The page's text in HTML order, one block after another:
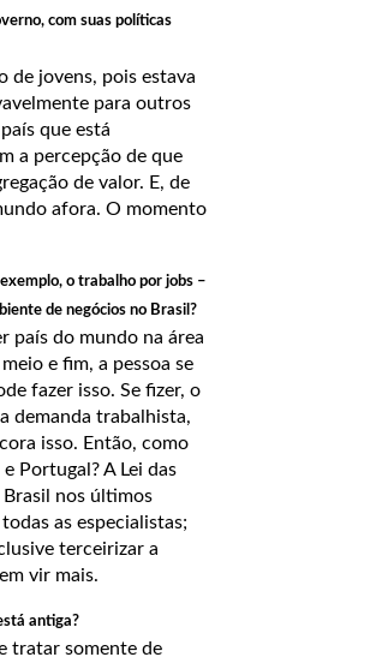
com suas políticas
de jovens, pois estava
para outros
que está
a percepção de que
de valor. E, de
afora. O momento
o trabalho por jobs –
de negócios no Brasil?
país do mundo na área
e fim, a pessoa se
fazer isso. Se fizer, o
demanda trabalhista,
isso. Então, como
Portugal? A Lei das
Brasil nos últimos
as especialistas;
terceirizar a
vir mais.
antiga?
tratar somente de